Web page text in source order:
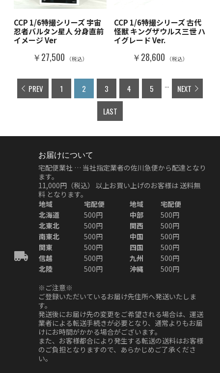
CCP 1/6特撮シリーズ 宇宙
忍者バルタン星人 分身直前
イメージ Ver
￥27,500 （税込）
CCP 1/6特撮シリーズ 古代
怪獣 キングザウルス三世 ハ
イグレード Ver.
￥28,600 （税込）
PREV 1 2 3 4 5 ... NEXT
LAST
お届けについて
宅配便業社 … 当社指定業者の佐川急便から配達となり
ます。
11,000円（税込）
以上お買い上げのお客様は 送料無
料 となります。
地域
宅配便 地域
宅配便
北海道
500円 中部
500円
北東北
500円 関西
500円
南東北
500円 中国
500円
関東
500円 四国
500円
信越
500円 九州
500円
北陸
500円 沖縄
500円
※ご注意※
ご登録いただいているお届け先住所へ発送いたしま
す。
発送後にお届け先の変更をご希望される場合は、運送
業者による転送手続きが必要となり、通常よりもお届
けにお時間がかかる場合がございます。
また、お客様都合により発生する転送の送料はお客様
のご負担となりますので、あらかじめご了承くださ
い。